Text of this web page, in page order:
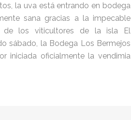
la uva está entrando en bodega
sana gracias a la impecable
de los viticultores de la isla El
sábado, la Bodega Los Bermejos
iniciada oficialmente la vendimia